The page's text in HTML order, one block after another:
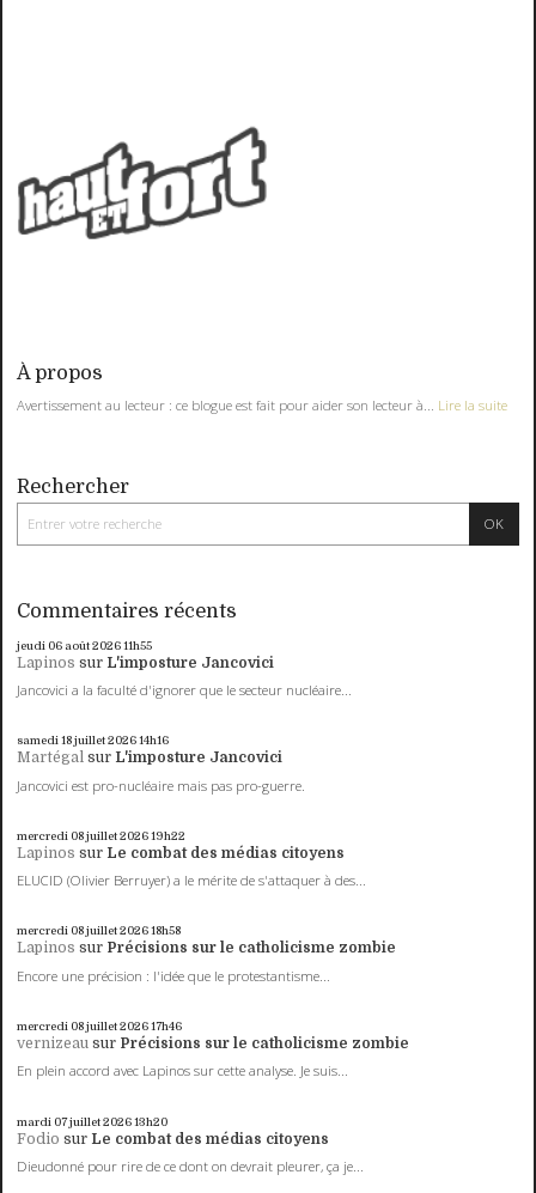
À propos
Avertissement au lecteur : ce blogue est fait pour aider son lecteur à... Lire la suite
Rechercher
Commentaires récents
jeudi 06 août 202611h55
Lapinos sur L'imposture Jancovici
Jancovici a la faculté d'ignorer que le secteur nucléaire...
samedi 18juillet 202614h16
Martégal sur L'imposture Jancovici
Jancovici est pro-nucléaire mais pas pro-guerre.
mercredi 08juillet 202619h22
Lapinos sur Le combat des médias citoyens
ELUCID (Olivier Berruyer) a le mérite de s'attaquer à des...
mercredi 08juillet 202618h58
Lapinos sur Précisions sur le catholicisme zombie
Encore une précision : l'idée que le protestantisme...
mercredi 08juillet 202617h46
vernizeau sur Précisions sur le catholicisme zombie
En plein accord avec Lapinos sur cette analyse. Je suis...
mardi 07juillet 202613h20
Fodio sur Le combat des médias citoyens
Dieudonné pour rire de ce dont on devrait pleurer, ça je...